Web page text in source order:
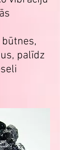
palīdz